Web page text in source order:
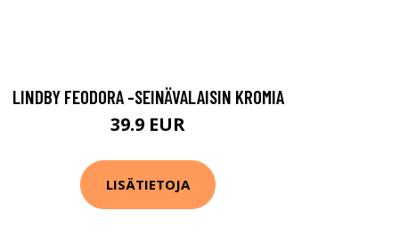
LINDBY FEODORA -SEINÄVALAISIN KROMIA
39.9 EUR
LISÄTIETOJA